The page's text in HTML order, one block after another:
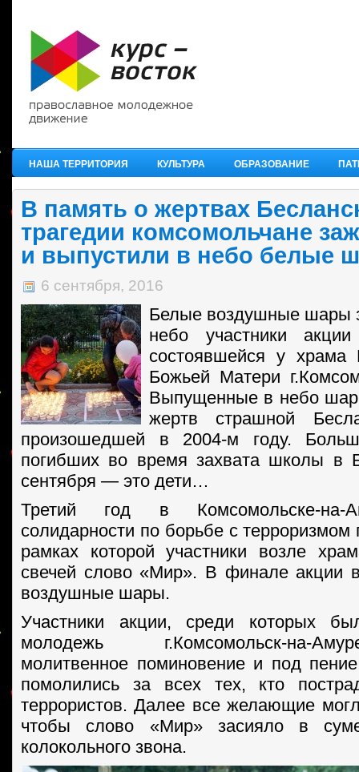
НАША ТЕРРИТОРИЯ КУЛЬТУРА ОБРАЗОВАНИЕ
В память о жертвах
трагедии комсомольчане
и выпустили в небо белые
6 сентября, 2016
Белые воздушные шары
небо участники
состоявшейся у храма
Божьей Матери
Выпущенные в небо
жертв страшной
произошедшей в 2004-м году.
погибших во время захвата школы в
сентября — это дети…
Третий год в Комсомольске-
солидарности по борьбе с терроризмом
рамках которой участники возле
свечей слово «Мир». В финале акции
воздушные шары.
Участники акции, среди которых
молодежь г.Комсомольск-на-
молитвенное поминовение и под
помолились за всех тех, кто
террористов. Далее все желающие
чтобы слово «Мир» засияло в
колокольного звона.